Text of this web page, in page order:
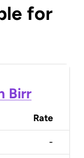
for
Birr
Rate
-